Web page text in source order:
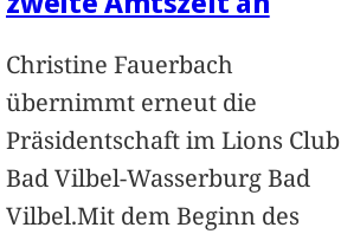
Christine Fauerbach
übernimmt erneut die
Präsidentschaft im Lions Club
Bad Vilbel-Wasserburg Bad
Vilbel.Mit dem Beginn des